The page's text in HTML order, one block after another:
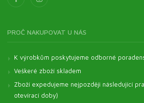
PROČ NAKUPOVAT U NÁS
K výrobkům poskytujeme odborné
Veškeré zboží skladem
Zboží expedujeme nejpozději následující
otevírací doby)